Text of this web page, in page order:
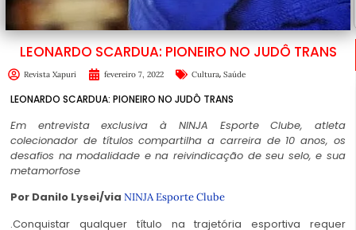
LEONARDO SCARDUA: PIONEIRO NO JUDÔ TRANS
Revista Xapuri fevereiro 7, 2022 Cultura, Saúde
LEONARDO SCARDUA: PIONEIRO NO JUDÔ TRANS
Em entrevista exclusiva à NINJA Esporte Clube, atleta
colecionador de títulos compartilha a carreira de 10 anos, os
desafios na modalidade e na reivindicação de seu selo, e sua
metamorfose
Por Danilo Lysei/via NINJA Esporte Clube
.Conquistar qualquer título na trajetória esportiva requer